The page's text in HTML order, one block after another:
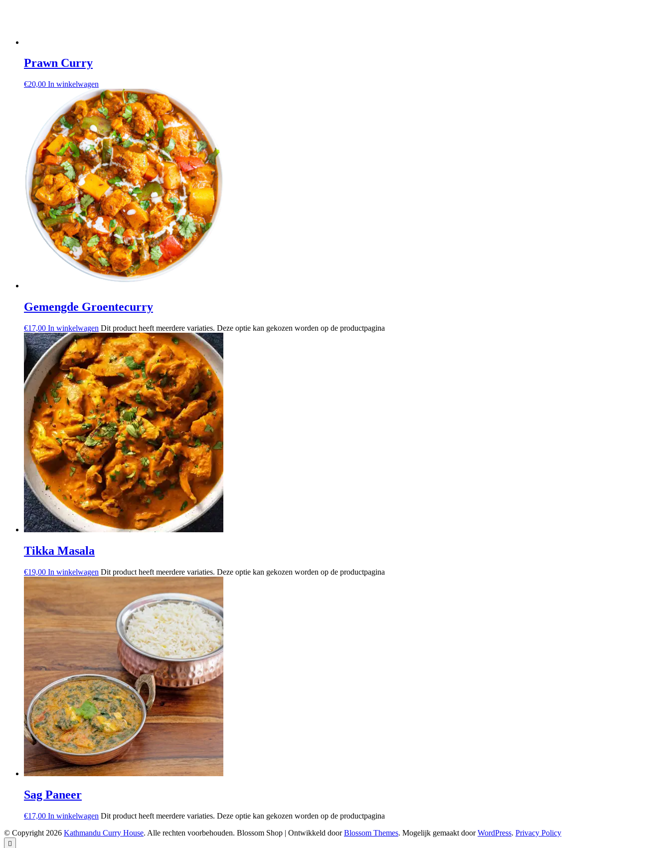
Prawn Curry
€20,00 In winkelwagen
Gemengde Groentecurry
€17,00 In winkelwagen Dit product heeft meerdere variaties. Deze optie kan gekozen worden op de productpagina
Tikka Masala
€19,00 In winkelwagen Dit product heeft meerdere variaties. Deze optie kan gekozen worden op de productpagina
Sag Paneer
€17,00 In winkelwagen Dit product heeft meerdere variaties. Deze optie kan gekozen worden op de productpagina
© Copyright 2026 Kathmandu Curry House. Alle rechten voorbehouden. Blossom Shop | Ontwikkeld doorBlossom Themes. Mogelijk gemaakt doorWordPress. Privacy Policy